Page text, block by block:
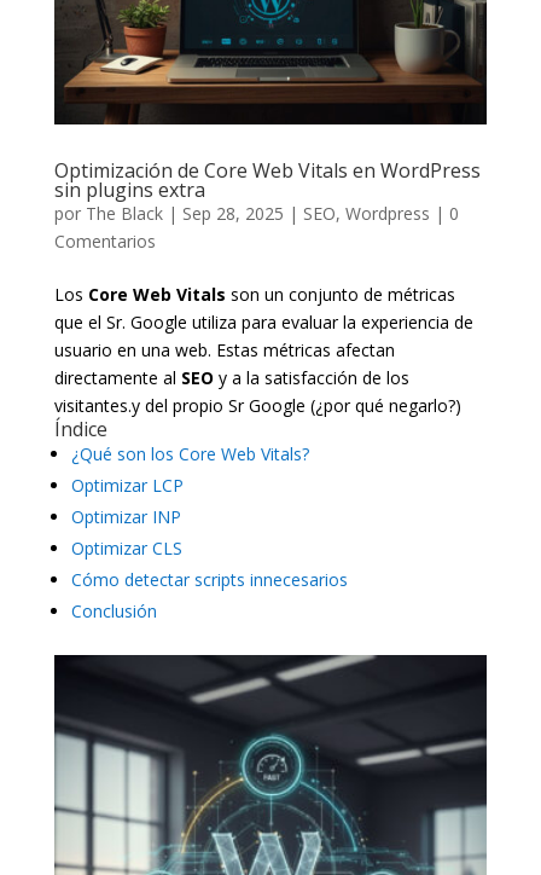
Optimización de Core Web Vitals en WordPress
sin plugins extra
por The Black| Sep 28, 2025 | SEO, Wordpress | 0
Comentarios
Los Core Web Vitals son un conjunto de métricas
que el Sr. Google utiliza para evaluar la experiencia de
usuario en una web. Estas métricas afectan
directamente al SEO y a la satisfacción de los
visitantes.y del propio Sr Google (¿por qué negarlo?)
Índice
¿Qué son los Core Web Vitals?
Optimizar LCP
Optimizar INP
Optimizar CLS
Cómo detectar scripts innecesarios
Conclusión